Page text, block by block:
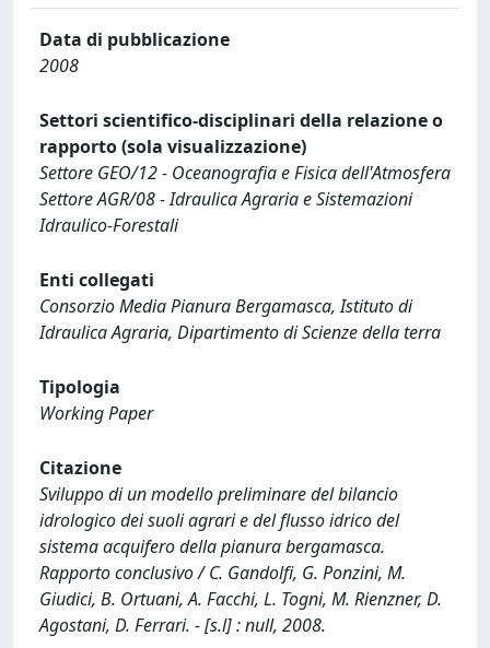
Data di pubblicazione
2008
Settori scientifico-disciplinari della relazione o
rapporto (sola visualizzazione)
Settore GEO/12 - Oceanografia e Fisica dell'Atmosfera
Settore AGR/08 - Idraulica Agraria e Sistemazioni
Idraulico-Forestali
Enti collegati
Consorzio Media Pianura Bergamasca, Istituto di
Idraulica Agraria, Dipartimento di Scienze della terra
Tipologia
Working Paper
Citazione
Sviluppo di un modello preliminare del bilancio
idrologico dei suoli agrari e del flusso idrico del
sistema acquifero della pianura bergamasca.
Rapporto conclusivo / C. Gandolfi, G. Ponzini, M.
Giudici, B. Ortuani, A. Facchi, L. Togni, M. Rienzner, D.
Agostani, D. Ferrari. - [s.l] : null, 2008.